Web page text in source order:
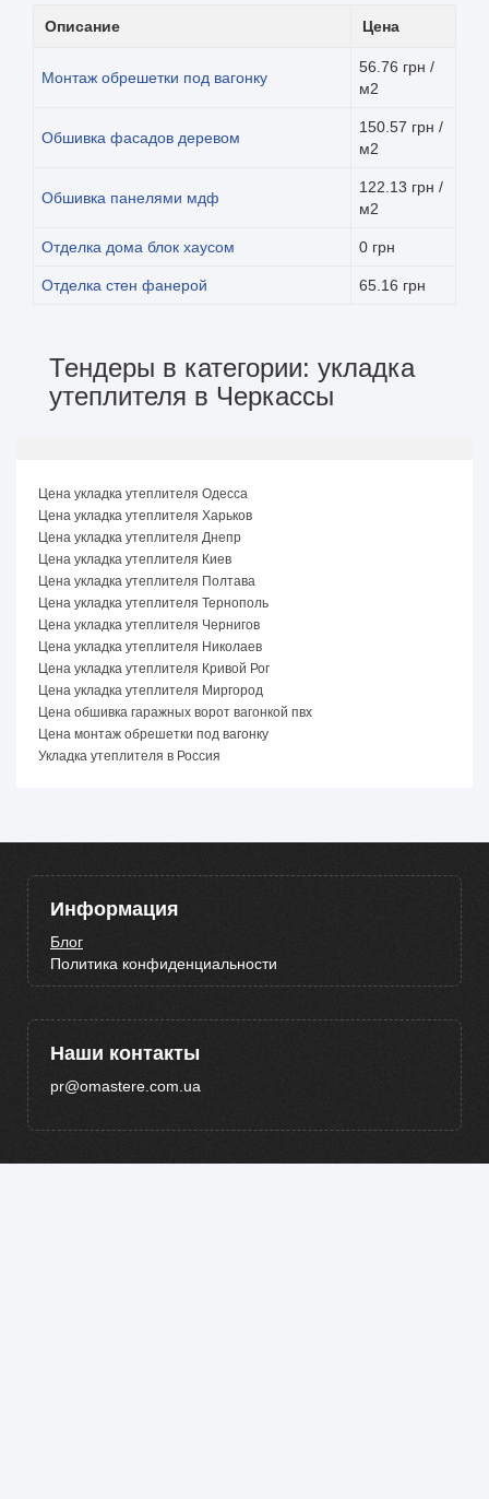
Описание Цена
Монтаж обрешетки под вагонку
56.76 грн /
м2
Обшивка фасадов деревом
150.57 грн /
м2
Обшивка панелями мдф
122.13 грн /
м2
Отделка дома блок хаусом 0 грн
Отделка стен фанерой 65.16 грн
Тендеры в категории: укладка
утеплителя в Черкассы
Цена укладка утеплителя Одесса
Цена укладка утеплителя Харьков
Цена укладка утеплителя Днепр
Цена укладка утеплителя Киев
Цена укладка утеплителя Полтава
Цена укладка утеплителя Тернополь
Цена укладка утеплителя Чернигов
Цена укладка утеплителя Николаев
Цена укладка утеплителя Кривой Рог
Цена укладка утеплителя Миргород
Цена обшивка гаражных ворот вагонкой пвх
Цена монтаж обрешетки под вагонку
Укладка утеплителя в Россия
Информация
Блог
Политика конфиденциальности
Наши контакты
pr@omastere.com.ua